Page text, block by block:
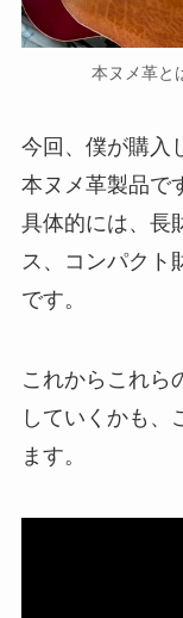
本ヌメ革と
今回、僕が購入
本ヌメ革製品で
具体的には、長
ス、コンパクト
です。
これからこれら
していくかも、
ます。